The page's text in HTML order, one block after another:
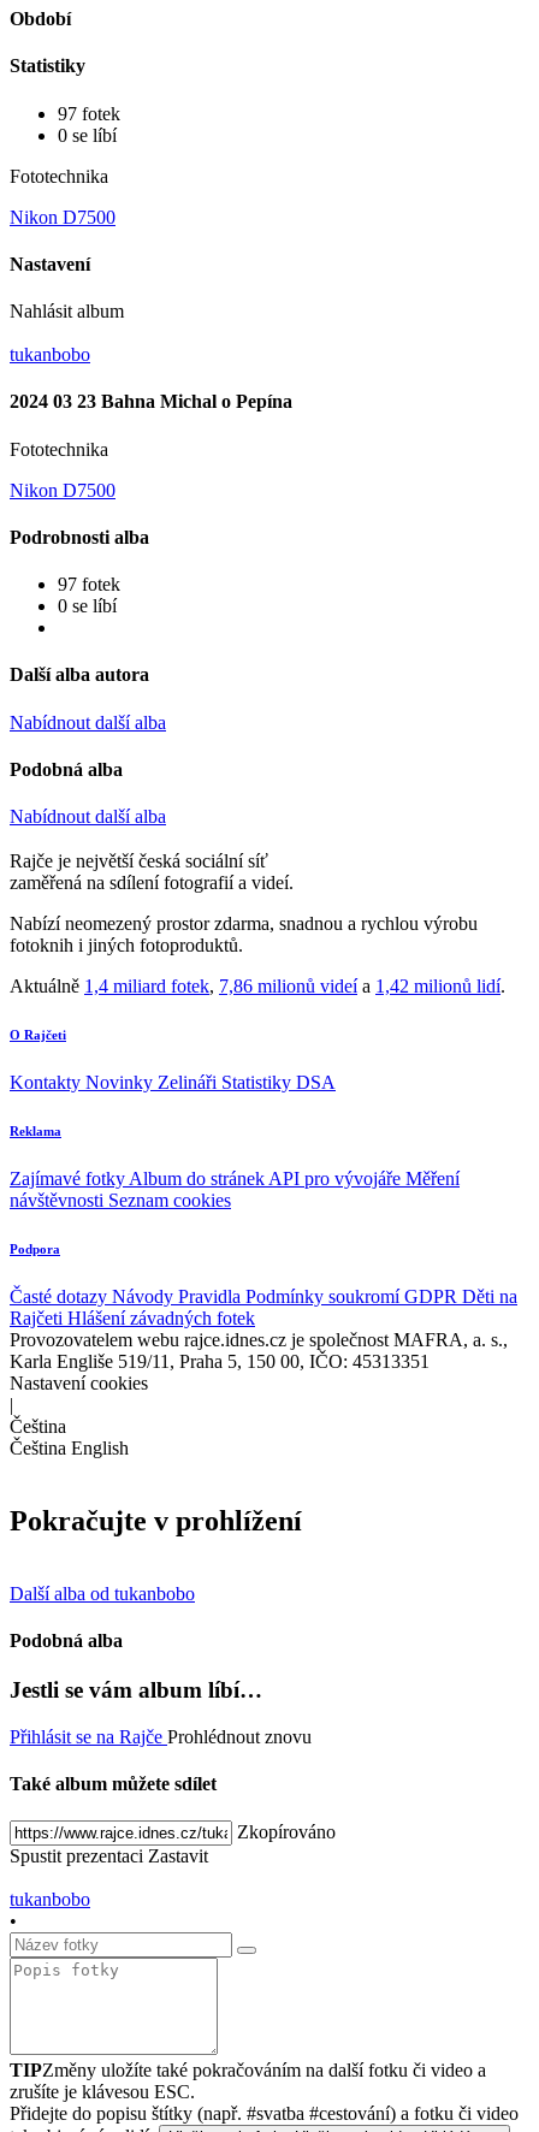
Období
Statistiky
97 fotek
0 se líbí
Fototechnika
Nikon D7500
Nastavení
Nahlásit album
tukanbobo
2024 03 23 Bahna Michal o Pepína
Fototechnika
Nikon D7500
Podrobnosti alba
97 fotek
0 se líbí
Další alba autora
Nabídnout další alba
Podobná alba
Nabídnout další alba
Rajče je největší česká sociální síť
zaměřená na sdílení fotografií a videí.
Nabízí neomezený prostor zdarma, snadnou a rychlou výrobu
fotoknih i jiných fotoproduktů.
Aktuálně 1,4 miliard fotek, 7,86 milionů videía 1,42 milionů lidí.
O Rajčeti
Kontakty Novinky Zelináři Statistiky DSA
Reklama
Zajímavé fotky Album do stránek API pro vývojáře Měření
návštěvnosti Seznam cookies
Podpora
Časté dotazy Návody Pravidla Podmínky soukromíGDPR Děti na
Rajčeti Hlášení závadných fotek
Provozovatelem webu rajce.idnes.cz je společnost MAFRA, a. s.,
Karla Engliše 519/11, Praha 5, 150 00, IČO: 45313351
Nastavení cookies
|
Čeština
Čeština English
Pokračujte v prohlížení
Další alba od tukanbobo
Podobná alba
Jestli se vám album líbí…
Přihlásit se na Rajče Prohlédnout znovu
Také album můžete sdílet
Zkopírováno
Spustit prezentaci Zastavit
tukanbobo
•
TIPZměny uložíte také pokračováním na další fotku či video a
zrušíte je klávesou ESC.
Přidejte do popisu štítky (např. #svatba #cestování) a fotku či video